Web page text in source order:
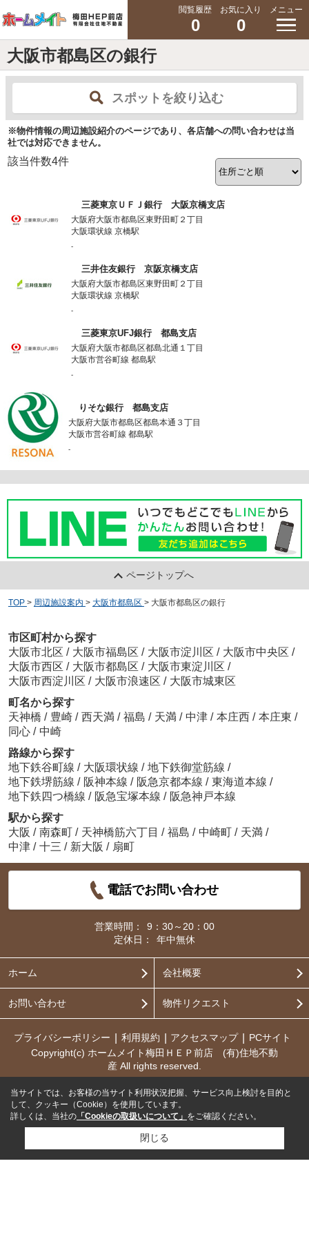
閲覧履歴
0
お気に入り
0
メニュー
大阪市都島区の銀行
スポットを絞り込む
※物件情報の周辺施設紹介のページであり、各店舗への問い合わせは当
社では対応できません。
該当件数4件
三菱東京ＵＦＪ銀行 大阪京橋支店
大阪府大阪市都島区東野田町２丁目
大阪環状線 京橋駅
-
三井住友銀行 京阪京橋支店
大阪府大阪市都島区東野田町２丁目
大阪環状線 京橋駅
-
三菱東京UFJ銀行 都島支店
大阪府大阪市都島区都島北通１丁目
大阪市営谷町線 都島駅
-
りそな銀行 都島支店
大阪府大阪市都島区都島本通３丁目
大阪市営谷町線 都島駅
-
ページトップへ
TOP > 周辺施設案内 > 大阪市都島区 > 大阪市都島区の銀行
市区町村から探す
大阪市北区 / 大阪市福島区 / 大阪市淀川区 / 大阪市中央区 /
大阪市西区 / 大阪市都島区 / 大阪市東淀川区 /
大阪市西淀川区 / 大阪市浪速区 / 大阪市城東区
町名から探す
天神橋 / 豊崎 / 西天満 / 福島 / 天満 / 中津 / 本庄西 / 本庄東 /
同心 / 中崎
路線から探す
地下鉄谷町線 / 大阪環状線 / 地下鉄御堂筋線 /
地下鉄堺筋線 / 阪神本線 / 阪急京都本線 / 東海道本線 /
地下鉄四つ橋線 / 阪急宝塚本線 / 阪急神戸本線
駅から探す
大阪 / 南森町 / 天神橋筋六丁目 / 福島 / 中崎町 / 天満 /
中津 / 十三 / 新大阪 / 扇町
電話でお問い合わせ
営業時間：
9：30～20：00
定休日：
年中無休
ホーム 会社概要
お問い合わせ 物件リクエスト
プライバシーポリシー 利用規約 アクセスマップ
PCサイト
Copyright(c) ホームメイト梅田ＨＥＰ前店 (有)住地不動
産 All rights reserved.
当サイトでは、お客様の当サイト利用状況把握、サービス向上検討を目的と
して、クッキー（Cookie）を使用しています。
詳しくは、当社の 「Cookieの取扱いについて」 をご確認ください。
閉じる